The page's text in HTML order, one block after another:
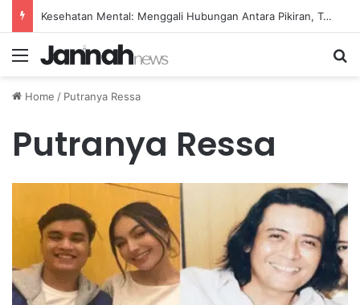
Kesehatan Mental: Menggali Hubungan Antara Pikiran, Tubuh, dan Emosi secara Mendalam
Menu
Home / Putranya Ressa
Putranya Ressa